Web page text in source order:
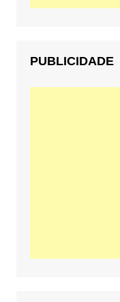
PUBLICIDADE